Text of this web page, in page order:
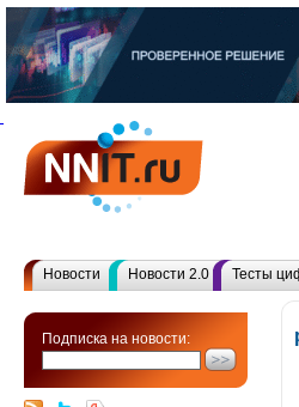
Новости Новости 2.0 Тесты
Подписка на новости: